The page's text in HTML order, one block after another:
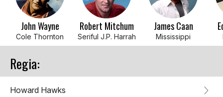
John Wayne
Cole Thornton
Robert Mitchum
Seriful J.P. Harrah
James Caan
Mississippi
Regia:
Howard Hawks